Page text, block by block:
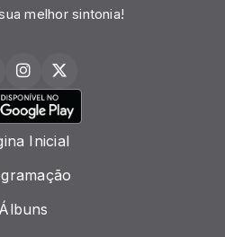
melhor sintonia!
Inicial
Álbuns